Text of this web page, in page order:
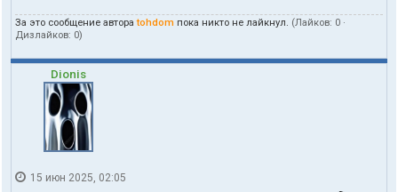
d
За это сообщение автораtohdom пока никто не лайкнул. (Лайков: 0 ·
Дизлайков: 0)
Dionis
15 июн 2025, 02:05